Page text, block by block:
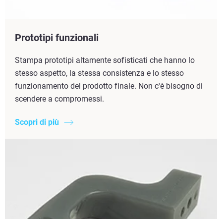
Prototipi funzionali
Stampa prototipi altamente sofisticati che hanno lo
stesso aspetto, la stessa consistenza e lo stesso
funzionamento del prodotto finale. Non c'è bisogno di
scendere a compromessi.
Scopri di più